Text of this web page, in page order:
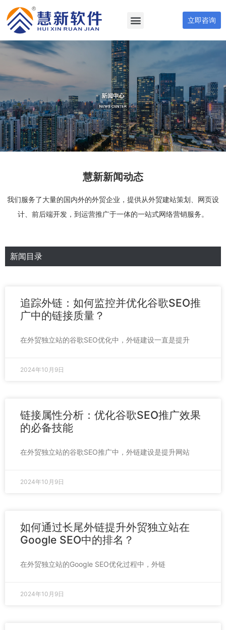
立即咨询
慧新新闻动态
我们服务了大量的国内外的外贸企业，提供从外贸建站策划、网页设
计、前后端开发，到运营推广于一体的一站式网络营销服务。
新闻目录
追踪外链：如何监控并优化谷歌SEO推
广中的链接质量？
在外贸独立站的谷歌SEO优化中，外链建设一直是提升
2024年10月9日
链接属性分析：优化谷歌SEO推广效果
的必备技能
在外贸独立站的谷歌SEO推广中，外链建设是提升网站
2024年10月9日
如何通过长尾外链提升外贸独立站在
Google SEO中的排名？
在外贸独立站的Google SEO优化过程中，外链
2024年10月9日